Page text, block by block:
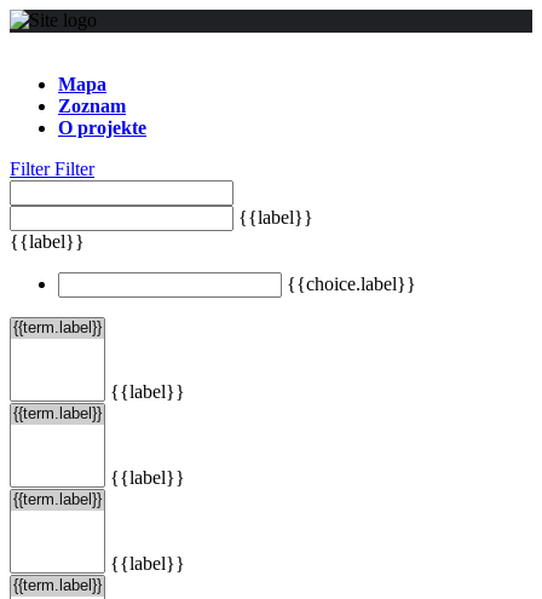
Mapa
Zoznam
O projekte
FilterFilter
{{label}}
{{label}}
{{choice.label}}
{{label}}
{{label}}
{{label}}